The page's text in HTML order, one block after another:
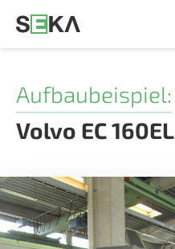
Aufbaubeispiel:
Volvo EC 160EL